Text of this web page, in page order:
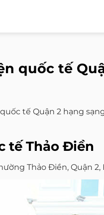
quốc tế
tế Quận 2 hạng
tế Thảo Điền
Thảo Điền, Quận 2,